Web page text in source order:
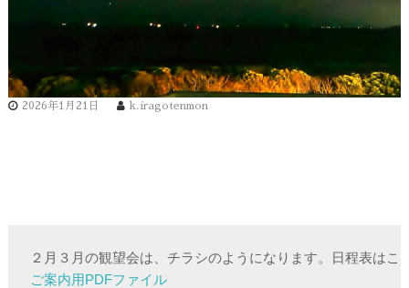
2026年1月21日 k.iragotenmon
ご案内用PDFファイル